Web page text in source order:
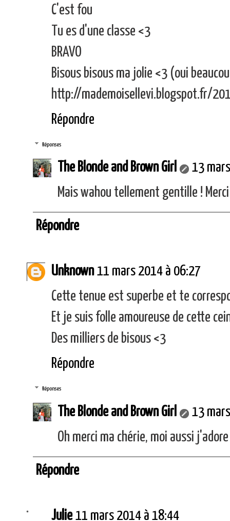
C'est fou
Tu es d'une classe <3
BRAVO
Bisous bisous ma jolie <3 (oui
http://mademoisellevi.blogspot.fr/
Répondre
Réponses
The Blonde and Brown Girl
13
Mais wahou tellement gentille !
Répondre
Unknown 11 mars 2014 à 06:27
Cette tenue est superbe et te
Et je suis folle amoureuse de cette
Des milliers de bisous <3
Répondre
Réponses
The Blonde and Brown Girl
13
Oh merci ma chérie, moi aussi
Répondre
Julie 11 mars 2014 à 18:44